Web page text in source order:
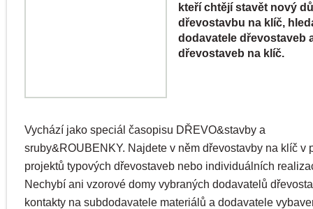
kteří chtějí stavět nový
dřevostavbu na klíč,
dodavatele dřevostaveb
dřevostaveb na klíč.
Vychází jako speciál časopisu DŘEVO&stavby a
sruby&ROUBENKY. Najdete v něm dřevostavby na klíč v
projektů typových dřevostaveb nebo individuálních
Nechybí ani vzorové domy vybraných dodavatelů
kontakty na subdodavatele materiálů a dodavatele